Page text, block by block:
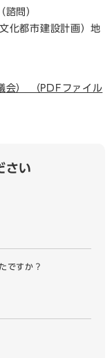
問）
化都市建設計画）地
会） （PDFファイル
さい
ですか？